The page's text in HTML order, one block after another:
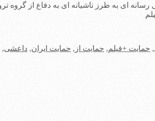
ای به طرز ناشیانه ای به دفاع از گروه
, حمایت +فیلم, حمایت از , حمایت ایران, داعشی,